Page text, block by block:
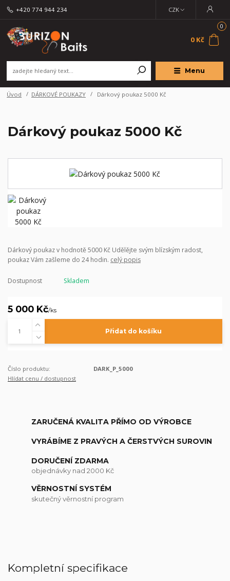
Menu
CZK
+420 774 944 234
0
0 Kč
Úvod DÁRKOVÉ POUKAZY Dárkový poukaz 5000 Kč
Dárkový poukaz 5000 Kč
Dárkový poukaz v hodnotě 5000 Kč Udělějte svým blízským radost,
poukaz Vám zašleme do 24 hodin. celý popis
Dostupnost Skladem
5 000 Kč/ks
Přidat do košíku
Číslo produktu:
DARK_P_5000
Hlídat cenu / dostupnost
ZARUČENÁ KVALITA PŘÍMO OD VÝROBCE
VYRÁBÍME Z PRAVÝCH A ČERSTVÝCH SUROVIN
DORUČENÍ ZDARMA
objednávky nad 2000 Kč
VĚRNOSTNÍ SYSTÉM
skutečný věrnostní program
Kompletní specifikace